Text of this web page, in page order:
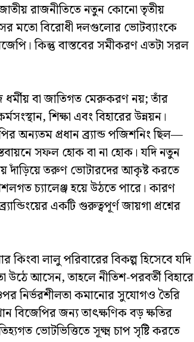
জাতীয় রাজনীতিতে নতুন কোনো তৃতীয়
মতো বিরোধী দলগুলোর ভোটব্যাংকে
কিন্তু বাস্তবের সমীকরণ এতটা সরল
বা জাতিগত মেরুকরণ নয়; তাঁর
শিক্ষা এবং বিহারের উন্নয়ন।
অন্যতম প্রধান ব্র্যান্ড পজিশনিং ছিল—
সফল হোক বা না হোক। যদি নতুন
দাঁড়িয়ে তরুণ ভোটারদের আকৃষ্ট করতে
চ্যালেঞ্জ হয়ে উঠতে পারে। কারণ
একটি গুরুত্বপূর্ণ জায়গা প্রশ্নের
লালু পরিবারের বিকল্প হিসেবে যদি
আসেন, তাহলে নীতিশ-পরবর্তী বিহারে
নির্ভরশীলতা কমানোর সুযোগও তৈরি
বিজেপির জন্য তাৎক্ষণিক বড় ক্ষতির
ভোটভিত্তিতে সূক্ষ্ম চাপ সৃষ্টি করতে